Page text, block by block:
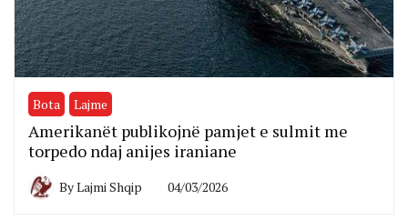
Bota Lajme
Amerikanët publikojnë pamjet e sulmit me
torpedo ndaj anijes iraniane
ByLajmi Shqip 04/03/2026